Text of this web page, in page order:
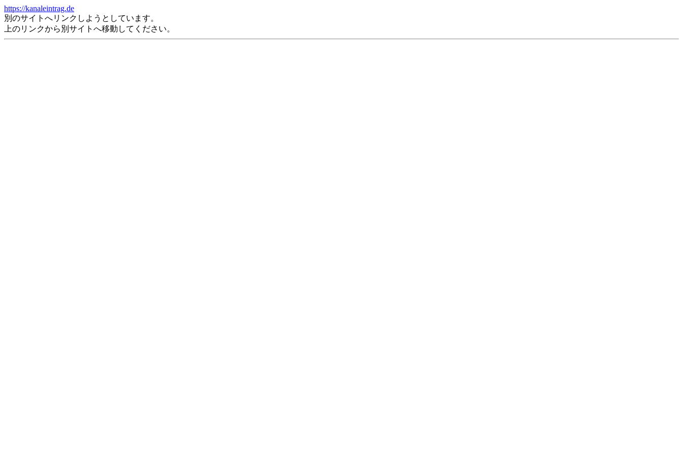
https://kanaleintrag.de
別のサイトへリンクしようとしています。
上のリンクから別サイトへ移動してください。